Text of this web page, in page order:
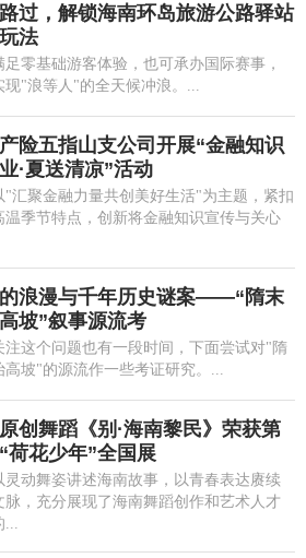
过，解锁海南环岛旅游公路驿站
法
足零基础游客体验，也可承办国际赛事，
现"浪等人"的全天候冲浪。...
险五指山支公司开展“金融知识
·夏送清凉”活动
"汇聚金融力量共创美好生活"为主题，紧扣
温季节特点，创新将金融知识宣传与关心
浪漫与千年历史谜案——“隋末
坡”叙事源流考
注这个问题也有一段时间，下面尝试对"隋
高坡"的源流作一些考证研究。...
创舞蹈《别·海南黎民》荣获第
荷花少年”全国展
灵动舞姿讲述海南故事，以青春表达赓续
脉，充分展现了海南舞蹈创作和艺术人才